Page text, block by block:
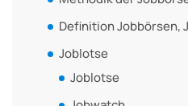
Definition Jobbörsen,
Joblotse
Joblotse